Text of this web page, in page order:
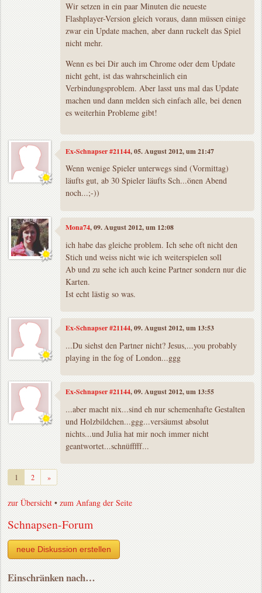
Wir setzen in ein paar Minuten die neueste
Flashplayer-Version gleich voraus, dann müssen einige
zwar ein Update machen, aber dann ruckelt das Spiel
nicht mehr.
Wenn es bei Dir auch im Chrome oder dem Update
nicht geht, ist das wahrscheinlich ein
Verbindungsproblem. Aber lasst uns mal das Update
machen und dann melden sich einfach alle, bei denen
es weiterhin Probleme gibt!
Ex-Schnapser #21144, 05. August 2012, um 21:47
Wenn wenige Spieler unterwegs sind (Vormittag)
läufts gut, ab 30 Spieler läufts Sch...önen Abend
noch...;-))
Mona74, 09. August 2012, um 12:08
ich habe das gleiche problem. Ich sehe oft nicht den
Stich und weiss nicht wie ich weiterspielen soll
Ab und zu sehe ich auch keine Partner sondern nur die
Karten.
Ist echt lästig so was.
Ex-Schnapser #21144, 09. August 2012, um 13:53
...Du siehst den Partner nicht? Jesus,...you probably
playing in the fog of London...ggg
Ex-Schnapser #21144, 09. August 2012, um 13:55
...aber macht nix...sind eh nur schemenhafte Gestalten
und Holzbildchen...ggg...versäumst absolut
nichts...und Julia hat mir noch immer nicht
geantwortet...schnüfffff...
1 2 »Weiter
zur Übersicht •zum Anfang der Seite
Schnapsen-Forum
neue Diskussion erstellen
Einschränken nach…